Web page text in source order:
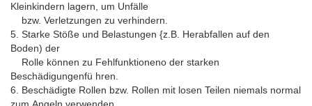
Kleinkindern lagern, um Unfälle
bzw. Verletzungen zu verhindern.
5. Starke Stöße und Belastungen {z.B. Herabfallen auf den
Boden) der
Rolle können zu Fehlfunktioneno der starken
Beschädigungenfü hren.
6. Beschädigte Rollen bzw. Rollen mit losen Teilen niemals normal